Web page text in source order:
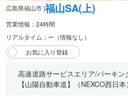
広島県福山市 |福山SA(上)
営業情報：24時間
リアルタイム：ー（情報なし）
高速道路サービスエリア/パーキン
【山陽自動車道】（NEXCO西日本）